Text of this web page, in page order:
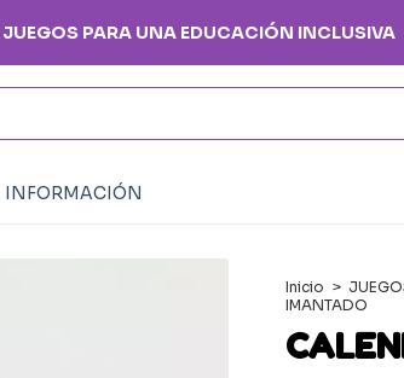
JUEGOS PARA UNA EDUCACIÓN INCLUSIVA
INFORMACIÓN
Inicio >
IMANTADO